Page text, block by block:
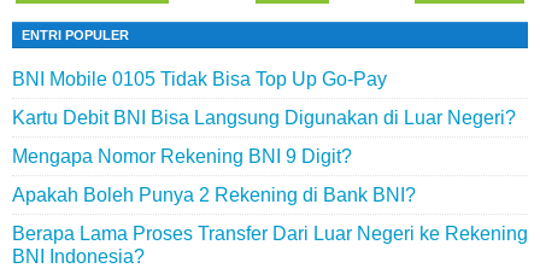
ENTRI POPULER
BNI Mobile 0105 Tidak Bisa Top Up Go-Pay
Kartu Debit BNI Bisa Langsung Digunakan di Luar Negeri?
Mengapa Nomor Rekening BNI 9 Digit?
Apakah Boleh Punya 2 Rekening di Bank BNI?
Berapa Lama Proses Transfer Dari Luar Negeri ke Rekening
BNI Indonesia?